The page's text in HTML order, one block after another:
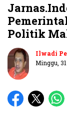
Politik
Ilwadi
Minggu,